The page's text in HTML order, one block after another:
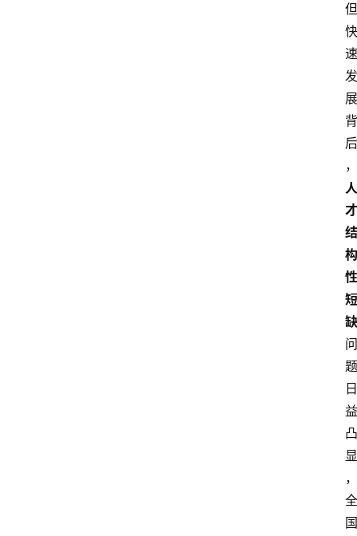
但
快
速
发
展
背
后
，
人
才
结
构
性
短
缺
问
题
日
益
凸
显
，
全
国